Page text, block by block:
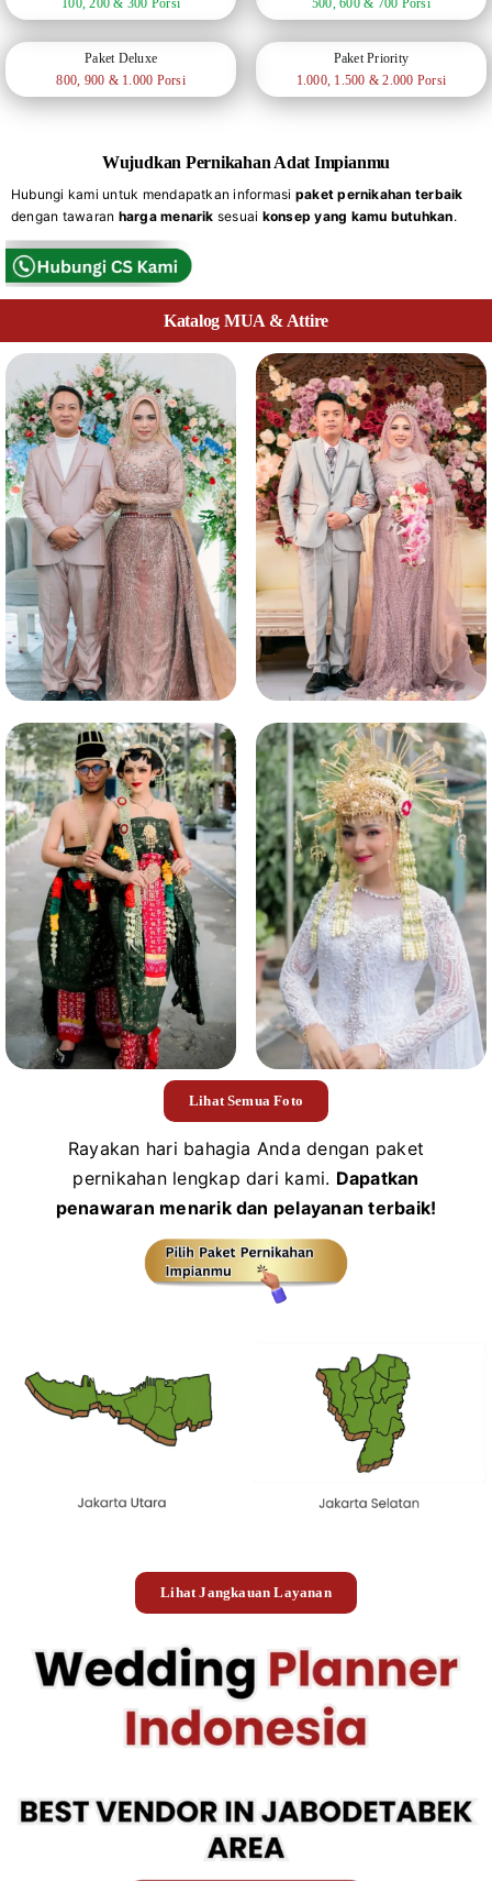
100, 200 & 300 Porsi 500, 600 & 700 Porsi
Paket Deluxe
800, 900 & 1.000 Porsi
Paket Priority
1.000, 1.500 & 2.000 Porsi
Wujudkan Pernikahan Adat Impianmu
Hubungi kami untuk mendapatkan informasi paket pernikahan terbaik
dengan tawaran harga menarik sesuai konsep yang kamu butuhkan.
Katalog MUA & Attire
Lihat Semua Foto
Rayakan hari bahagia Anda dengan paket
pernikahan lengkap dari kami. Dapatkan
penawaran menarik dan pelayanan terbaik!
Lihat Jangkauan Layanan